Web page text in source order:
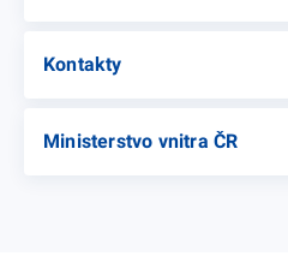
Kontakty
Ministerstvo vnitra ČR